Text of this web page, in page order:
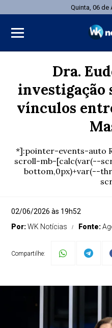
Quinta, 06 de
Dra.
investigação
vínculos
*]:pointer-events-auto
scroll-mb-[calc(var(--
bottom,0px)+var(--
02/06/2026 às 19h52
Por:WK Notícias Fonte:
Compartilhe: